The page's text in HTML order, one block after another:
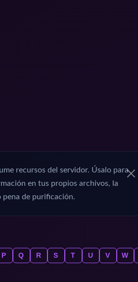
recursos del servidor. Úsalo para
en tus propios archivos, la
de purificación.
P Q R S T U V W